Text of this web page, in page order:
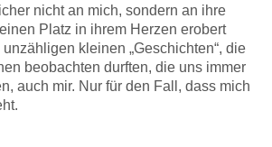
nicht an mich, sondern an ihre
Platz in ihrem Herzen erobert
kleinen „Geschichten“, die
beobachten durften, die uns immer
auch mir. Nur für den Fall, dass mich